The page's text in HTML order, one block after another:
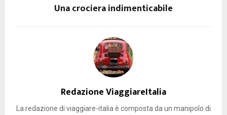
Una crociera indimenticabile
Redazione ViaggiareItalia
La redazione di viaggiare-italia è composta da un manipolo di